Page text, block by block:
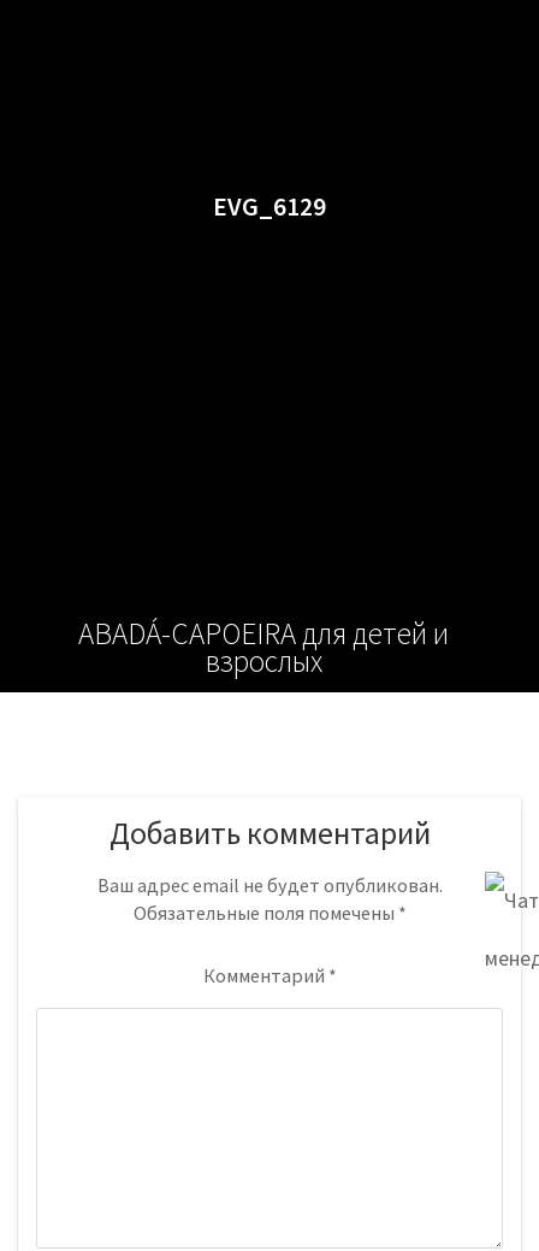
EVG_6129
ABADÁ-CAPOEIRA для детей и
взрослых
Добавить комментарий
Ваш адрес email не будет опубликован.
Обязательные поля помечены *
Комментарий *